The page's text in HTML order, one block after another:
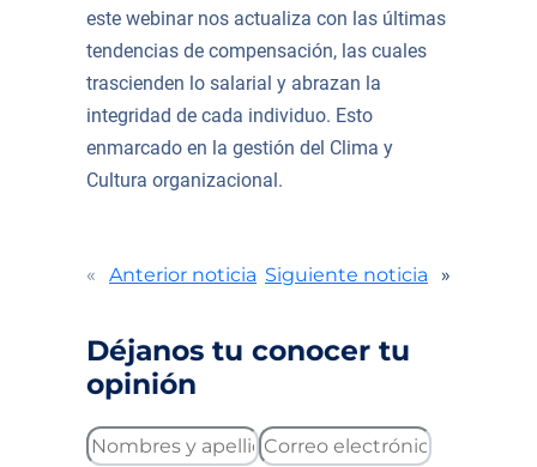
este webinar nos actualiza con las últimas
tendencias de compensación, las cuales
trascienden lo salarial y abrazan la
integridad de cada individuo. Esto
enmarcado en la gestión del Clima y
Cultura organizacional.
« Anterior noticia Siguiente noticia »
Déjanos tu conocer tu
opinión